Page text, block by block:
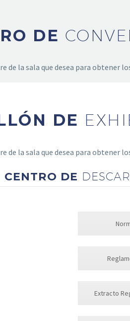
DE
de la sala que desea para obtener
DE
de la sala que desea para obtener
CENTRO DE
Extracto